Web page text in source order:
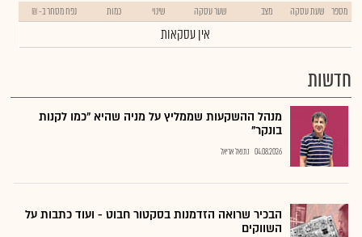
מספר שעת עסקה מצב שער עסקה שינוי כמות נפח מסחר ב- ₪
אין עסקאות
חדשות
מנהל ההשקעות שממליץ על מניה שהיא "כמו לקנות
בונקר"
04.08.2026 נתנאל אריאל
הבכיר שרואה הזדמנות בסקטור חבוט - ועוד כתבות על
השווקים